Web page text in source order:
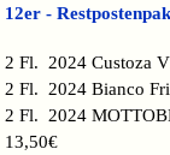
12er -
2 Fl. 2024 Custoza
2 Fl. 2024 Bianco
2 Fl. 2024
13,50€